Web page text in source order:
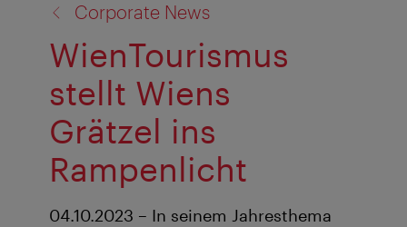
Corporate News
WienTourismus
stellt Wiens
Grätzel ins
Rampenlicht
04.10.2023 – In seinem Jahresthema